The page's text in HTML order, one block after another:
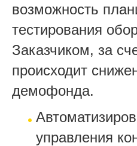
возможность
тестирования
Заказчиком, за
происходит
демофонда.
управления